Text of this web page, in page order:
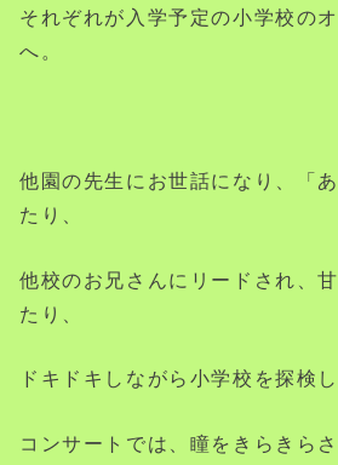
それぞれが入学予定の小学校の
へ。
他園の先生にお世話になり、「
たり、
他校のお兄さんにリードされ、
たり、
ドキドキしながら小学校を探検し
コンサートでは、瞳をきらきら